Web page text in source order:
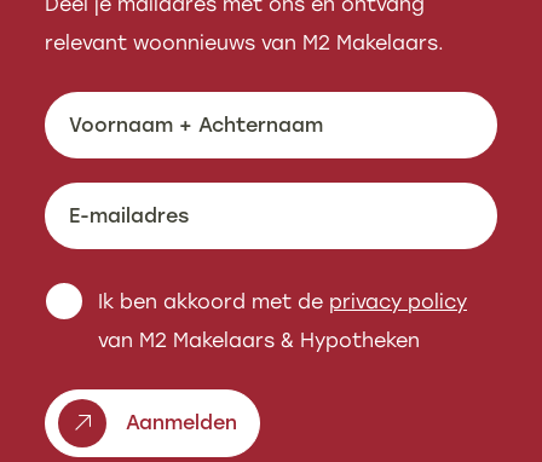
relevant woonnieuws van M2 Makelaars.
Ik ben akkoord met de privacy policy
van M2 Makelaars & Hypotheken
Aanmelden